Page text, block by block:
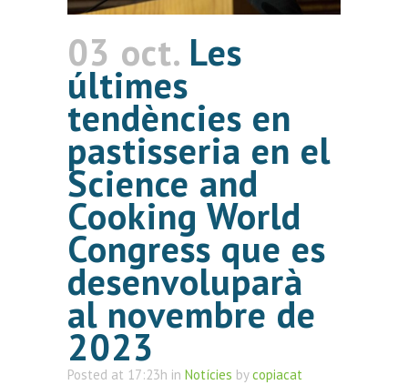
03 oct. Les
últimes
tendències en
pastisseria en el
Science and
Cooking World
Congress que es
desenvoluparà
al novembre de
2023
Posted at 17:23h in Notícies bycopiacat